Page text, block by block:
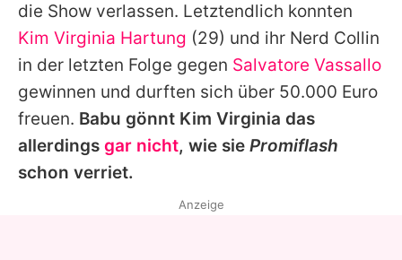
die Show verlassen. Letztendlich konnten
Kim Virginia Hartung (29) und ihr Nerd Collin
in der letzten Folge gegen Salvatore Vassallo
gewinnen und durften sich über 50.000 Euro
freuen. Babu gönnt Kim Virginia das
allerdings gar nicht, wie sie Promiflash
schon verriet.
Anzeige